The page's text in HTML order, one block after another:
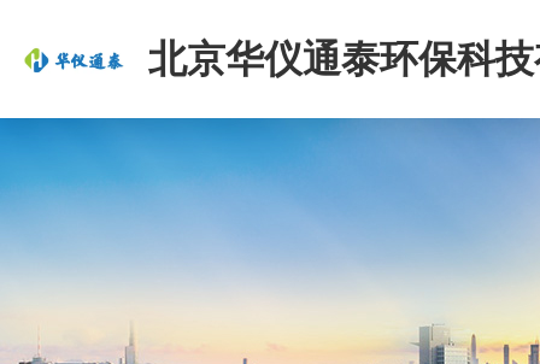
北京华仪通泰环保科
司